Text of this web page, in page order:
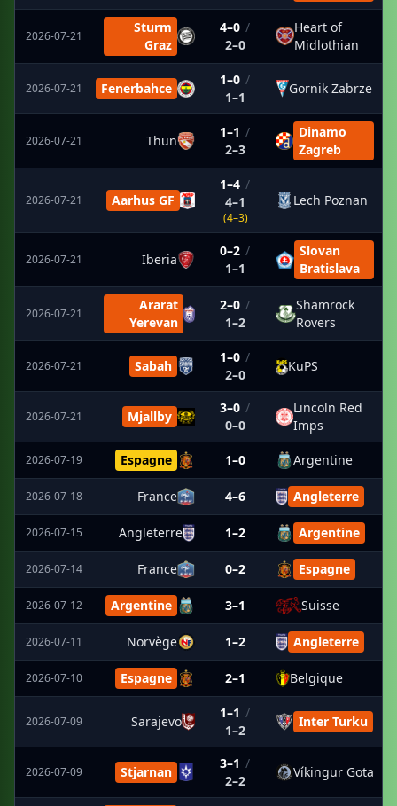
2026-07-21
Sturm
Graz
4–0 /
2–0
Heart of
Midlothian
2026-07-21 Fenerbahce
1–0 /
1–1
Gornik Zabrze
2026-07-21 Thun
1–1 /
2–3
Dinamo
Zagreb
2026-07-21 Aarhus GF
1–4 /
4–1
(4–3)
Lech Poznan
2026-07-21 Iberia
0–2 /
1–1
Slovan
Bratislava
2026-07-21
Ararat
Yerevan
2–0 /
1–2
Shamrock
Rovers
2026-07-21 Sabah
1–0 /
2–0
KuPS
2026-07-21 Mjallby
3–0 /
0–0
Lincoln Red
Imps
2026-07-19 Espagne 1–0 Argentine
2026-07-18 France 4–6 Angleterre
2026-07-15 Angleterre 1–2 Argentine
2026-07-14 France 0–2 Espagne
2026-07-12 Argentine 3–1 Suisse
2026-07-11 Norvège 1–2 Angleterre
2026-07-10 Espagne 2–1 Belgique
2026-07-09 Sarajevo
1–1 /
1–2
Inter Turku
2026-07-09 Stjarnan
3–1 /
2–2
Víkingur Gota